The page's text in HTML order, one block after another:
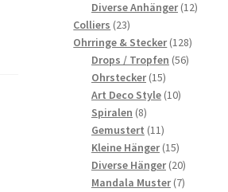
Produkte
Diverse Anhänger 1212
Colliers 2323
Produkte
Ohrringe & Stecker 128128
Drops / Tropfen 5656
Ohrstecker 1515
Produkte
Art Deco Style 1010
Spiralen 88
Produkte
Gemustert 1111
Produkte
Kleine Hänger 1515
Produkte
Diverse Hänger 2020
Produkte
Mandala Muster 77